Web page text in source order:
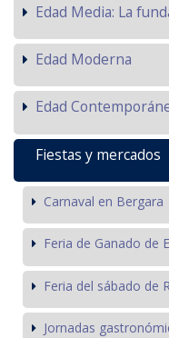
Edad Media: La
Edad Moderna
Edad
Fiestas y mercados
Carnaval en Bergara
Feria de Ganado de
Feria del sábado de
Jornadas